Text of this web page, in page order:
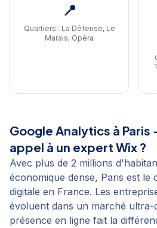
📍
Quartiers : La Défense, Le
Marais, Opéra
Google Analytics à Paris
appel à un expert Wix ?
Avec plus de 2 millions
économique dense, Paris est
digitale en France. Les
évoluent dans un marché
présence en ligne fait la